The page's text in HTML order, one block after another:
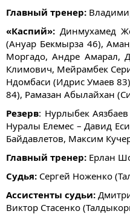
Главный тренер:
«Каспий»: Динмухамед
(Ануар Бекмырза 46)​,
Моргадо, Андре Амарал,
Климович, Мейрамбек
Ндомбаси​ (Идрис Умаев
84), Рамазан Абылайхан
Резерв: Нурлыбек
Нуралы Елемес​ – Давид
Байдавлетов, Максим
Главный тренер: Ерлан
Судья: Сергей Ноженко
Ассистенты судьи:
Виктор Стасенко